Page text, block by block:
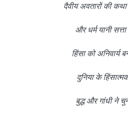
दैवीय अवतारों की
और धर्म यानी
हिंसा को अनिवार्य
दुनिया के
बुद्ध और गांधी ने